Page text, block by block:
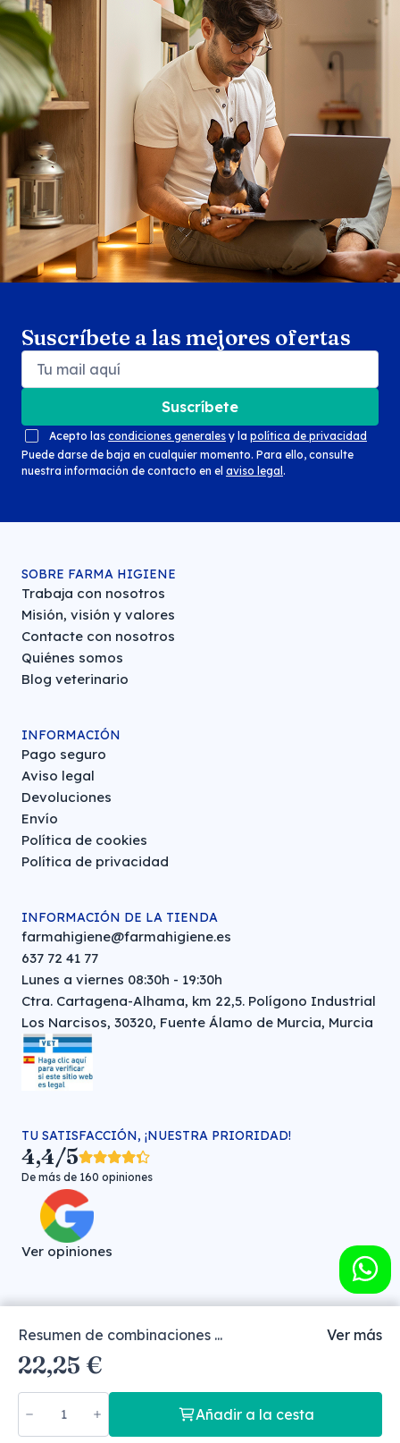
Resumen de combinaciones ... Ver más
22,25 €
Añadir a la cesta
Suscríbete a las mejores ofertas
Suscríbete
Acepto las condiciones generales y la política de privacidad
Puede darse de baja en cualquier momento. Para ello, consulte
nuestra información de contacto en el aviso legal .
Search products
SOBRE FARMA HIGIENE
Trabaja con nosotros
Misión, visión y valores
Contacte con nosotros
Quiénes somos
Blog veterinario
INFORMACIÓN
Pago seguro
Aviso legal
Devoluciones
Envío
Política de cookies
Política de privacidad
INFORMACIÓN DE LA TIENDA
farmahigiene@farmahigiene.es
637 72 41 77
Lunes a viernes 08:30h - 19:30h
Ctra. Cartagena-Alhama, km 22,5. Polígono Industrial
Los Narcisos, 30320, Fuente Álamo de Murcia, Murcia
TU SATISFACCIÓN, ¡NUESTRA PRIORIDAD!
4,4/5
De más de 160 opiniones
Ver opiniones
Farmacia veterinaria online © FARMA HIGIENE S.L. (CIF: B-
30706451)